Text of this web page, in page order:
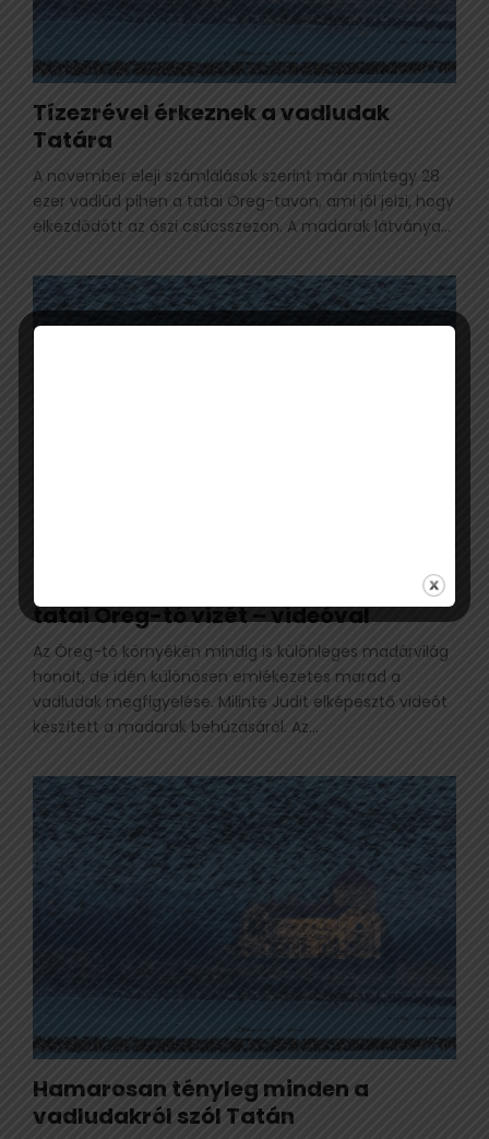
Tízezrével érkeznek a vadludak
Tatára
A november eleji számlálások szerint már mintegy 28
ezer vadlúd pihen a tatai Öreg-tavon, ami jól jelzi, hogy
elkezdődött az őszi csúcsszezon. A madarak látványa...
tatai Öreg-tó vizét – videóval
Az Öreg-tó környékén mindig is különleges madárvilág
honolt, de idén különösen emlékezetes marad a
vadludak megfigyelése. Milinte Judit elképesztő videót
készített a madarak behúzásáról. Az...
Hamarosan tényleg minden a
vadludakról szól Tatán